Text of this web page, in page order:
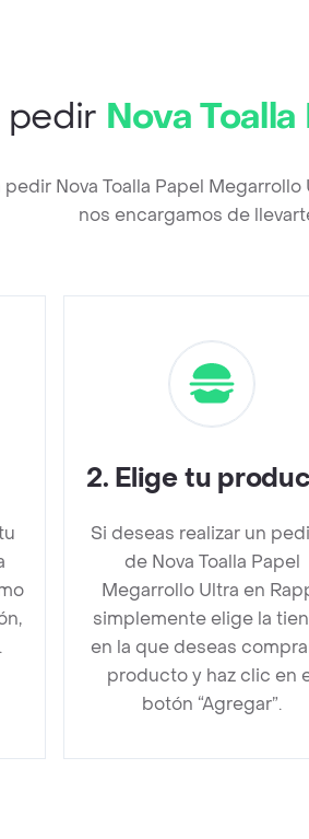
pedir Nova
pedir Nova Toalla Papel
nos encargamos de
2. Elige tu
Si deseas realizar un
de Nova Toalla Papel
Megarrollo Ultra en
simplemente elige la
en la que deseas
producto y haz clic en
botón “Agregar”.